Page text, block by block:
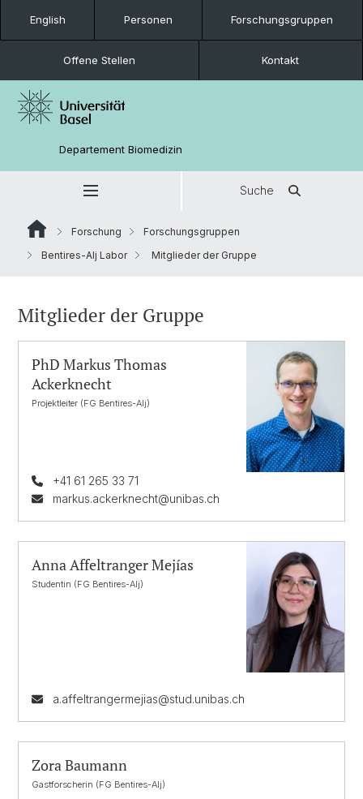
English Personen Forschungsgruppen
Offene Stellen Kontakt
Departement Biomedizin
Suche
Forschung
Forschungsgruppen
Bentires-Alj Labor
Mitglieder der Gruppe
Mitglieder der Gruppe
PhD Markus Thomas
Ackerknecht
Projektleiter (FG Bentires-Alj)
+41 61 265 33 71
markus.ackerknecht@unibas.ch
Anna Affeltranger Mejías
Studentin (FG Bentires-Alj)
a.affeltrangermejias@stud.unibas.ch
Zora Baumann
Gastforscherin (FG Bentires-Alj)